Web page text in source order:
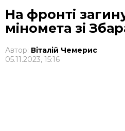
На фронті
міномета зі
Автор: Віталій Чемерис
05.11.2023, 15:16